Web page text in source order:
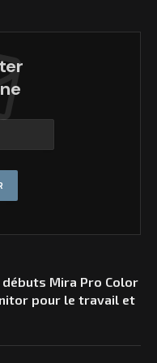
débuts Mira Pro Color
pour le travail et